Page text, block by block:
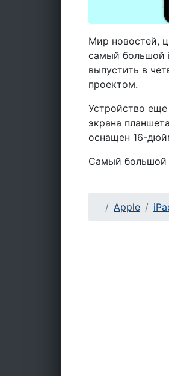
Мир новостей,
самый большой
выпустить в
проектом.
Устройство
экрана
оснащен 16-
Самый большой
Apple